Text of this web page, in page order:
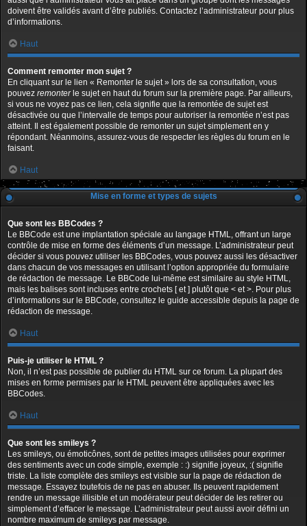
doivent être validés avant d’être publiés. Contactez l’administrateur pour plus
d’informations.
Haut
Comment remonter mon sujet ?
En cliquant sur le lien « Remonter le sujet » lors de sa consultation, vous
pouvez remonterle sujet en haut du forum sur la première page. Par ailleurs,
si vous ne voyez pas ce lien, cela signifie que la remontée de sujet est
désactivée ou que l’intervalle de temps pour autoriser la remontée n’est pas
atteint. Il est également possible de remonter un sujet simplement en y
répondant. Néanmoins, assurez-vous de respecter les règles du forum en le
faisant.
Haut
Mise en forme et types de sujets
Que sont les BBCodes ?
Le BBCode est une implantation spéciale au langage HTML, offrant un large
contrôle de mise en forme des éléments d’un message. L’administrateur peut
décider si vous pouvez utiliser les BBCodes, vous pouvez aussi les désactiver
dans chacun de vos messages en utilisant l’option appropriée du formulaire
de rédaction de message. Le BBCode lui-même est similaire au style HTML,
mais les balises sont incluses entre crochets [ et ] plutôt que < et >. Pour plus
d’informations sur le BBCode, consultez le guide accessible depuis la page de
rédaction de message.
Haut
Puis-je utiliser le HTML ?
Non, il n’est pas possible de publier du HTML sur ce forum. La plupart des
mises en forme permises par le HTML peuvent être appliquées avec les
BBCodes.
Haut
Que sont les smileys ?
Les smileys, ou émoticônes, sont de petites images utilisées pour exprimer
des sentiments avec un code simple, exemple : :) signifie joyeux, :( signifie
triste. La liste complète des smileys est visible sur la page de rédaction de
message. Essayez toutefois de ne pas en abuser. Ils peuvent rapidement
rendre un message illisible et un modérateur peut décider de les retirer ou
simplement d’effacer le message. L’administrateur peut aussi avoir défini un
nombre maximum de smileys par message.